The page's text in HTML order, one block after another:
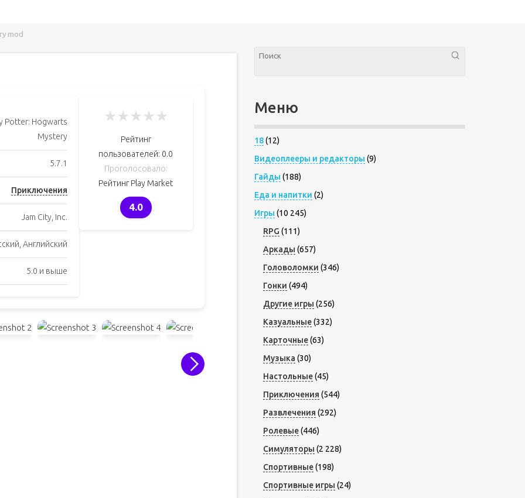
mod
Potter: Hogwarts
Mystery
5.7.1
Приключения
Jam City, Inc.
Английский
5.0 и выше
★★★★★
Рейтинг
пользователей: 0.0
Проголосовало:
Рейтинг Play Market
4.0
Меню
18(12)
Видеоплееры и редакторы (9)
Гайды (188)
Еда и напитки (2)
Игры (10 245)
RPG (111)
Аркады (657)
Головоломки (346)
Гонки (494)
Другие игры (256)
Казуальные(332)
Карточные(63)
Музыка (30)
Настольные(45)
Приключения (544)
Развлечения (292)
Ролевые(446)
Симуляторы (2 228)
Спортивные(198)
Спортивные игры (24)